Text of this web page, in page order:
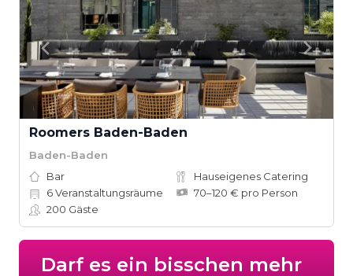
Roomers Baden-Baden
Baden-Baden
Bar
Hauseigenes Catering
6Veranstaltungsräume
70–120 € pro Person
200 Gäste
Darf es ein bisschen mehr